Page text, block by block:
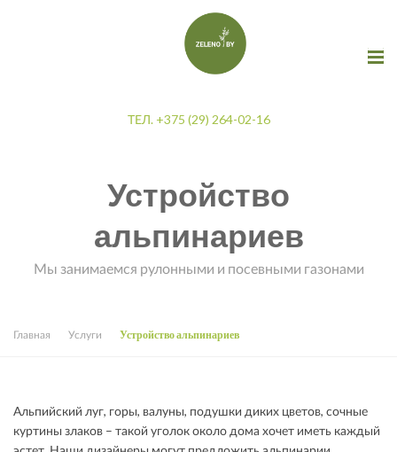
ТЕЛ. +375 (29) 264-02-16
Устройство
альпинариев
Мы занимаемся рулонными и посевными газонами
Главная Услуги Устройство альпинариев
Альпийский луг, горы, валуны, подушки диких цветов, сочные
куртины злаков – такой уголок около дома хочет иметь каждый